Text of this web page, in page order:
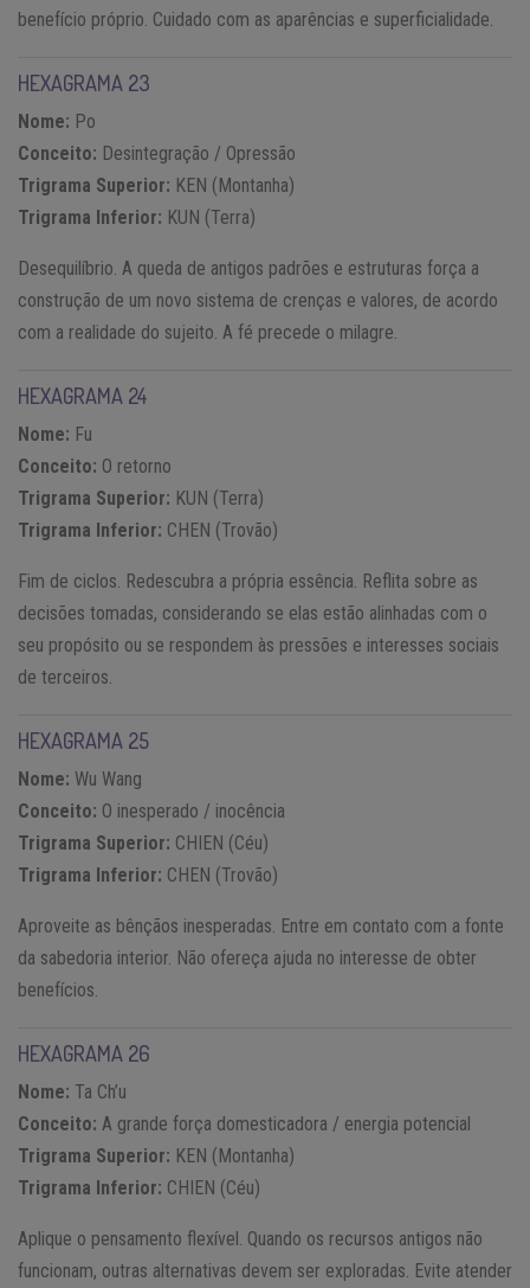
benefício próprio. Cuidado com as aparências e superficialidade.
HEXAGRAMA 23
Nome: Po
Conceito: Desintegração / Opressão
Trigrama Superior: KEN (Montanha)
Trigrama Inferior: KUN (Terra)
Desequilíbrio. A queda de antigos padrões e estruturas força a
construção de um novo sistema de crenças e valores, de acordo
com a realidade do sujeito. A fé precede o milagre.
HEXAGRAMA 24
Nome: Fu
Conceito: O retorno
Trigrama Superior: KUN (Terra)
Trigrama Inferior: CHEN (Trovão)
Fim de ciclos. Redescubra a própria essência. Reflita sobre as
decisões tomadas, considerando se elas estão alinhadas com o
seu propósito ou se respondem às pressões e interesses sociais
de terceiros.
HEXAGRAMA 25
Nome: Wu Wang
Conceito: O inesperado / inocência
Trigrama Superior: CHIEN (Céu)
Trigrama Inferior: CHEN (Trovão)
Aproveite as bênçãos inesperadas. Entre em contato com a fonte
da sabedoria interior. Não ofereça ajuda no interesse de obter
benefícios.
HEXAGRAMA 26
Nome: Ta Ch’u
Conceito: A grande força domesticadora / energia potencial
Trigrama Superior: KEN (Montanha)
Trigrama Inferior: CHIEN (Céu)
Aplique o pensamento flexível. Quando os recursos antigos não
funcionam, outras alternativas devem ser exploradas. Evite atender